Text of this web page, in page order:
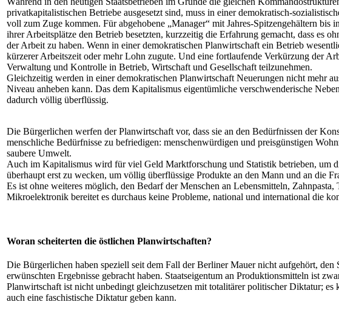
privatkapitalistischen Betriebe ausgesetzt sind, muss in einer demokratisch-
voll zum Zuge kommen. Für abgehobene „Manager“ mit Jahres-Spitzengehältern
ihrer Arbeitsplätze den Betrieb besetzten, kurzzeitig die Erfahrung gemacht, dass es
der Arbeit zu haben. Wenn in einer demokratischen Planwirtschaft ein Betrieb
kürzerer Arbeitszeit oder mehr Lohn zugute. Und eine fortlaufende Verkürzung der
Verwaltung und Kontrolle in Betrieb, Wirtschaft und Gesellschaft teilzunehmen.
Gleichzeitig werden in einer demokratischen Planwirtschaft Neuerungen nicht mehr
Niveau anheben kann. Das dem Kapitalismus eigentümliche verschwenderische
dadurch völlig überflüssig.
Die Bürgerlichen werfen der Planwirtschaft vor, dass sie an den Bedürfnissen der
menschliche Bedürfnisse zu befriedigen: menschenwürdigen und preisgünstigen
saubere Umwelt.
Auch im Kapitalismus wird für viel Geld Marktforschung und Statistik betrieben, um
überhaupt erst zu wecken, um völlig überflüssige Produkte an den Mann und an die
Es ist ohne weiteres möglich, den Bedarf der Menschen an Lebensmitteln,
Mikroelektronik bereitet es durchaus keine Probleme, national und international die
Woran scheiterten die östlichen Planwirtschaften?
Die Bürgerlichen haben speziell seit dem Fall der Berliner Mauer nicht aufgehört,
erwünschten Ergebnisse gebracht haben. Staatseigentum an Produktionsmitteln ist
Planwirtschaft ist nicht unbedingt gleichzusetzen mit totalitärer politischer Diktatur;
auch eine faschistische Diktatur geben kann.